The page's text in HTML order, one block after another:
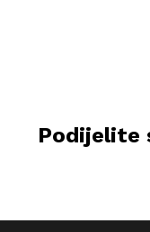
Podijelite